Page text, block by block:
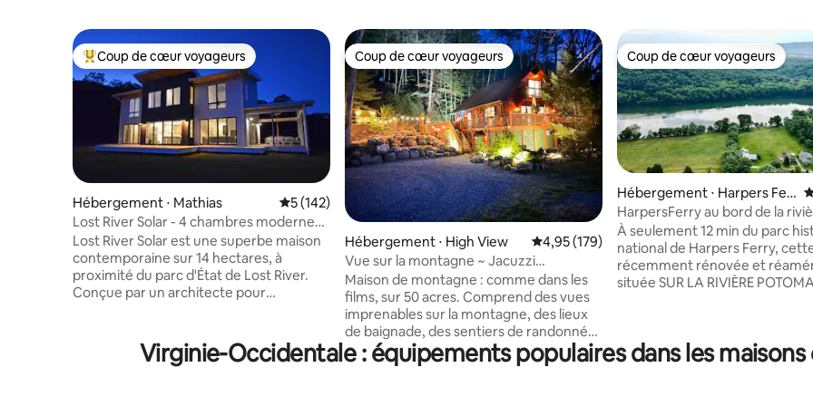
Coups de cœur voyageurs les plus appréciés
Coup de cœur voyageurs
Hébergement ⋅ Mathias Évaluation moyenne sur la base de 142 commentaires : 5 sur 5
5 (142)
Lost River Solar - 4 chambres modernes
+ lofts. Spa avec vue !
Lost River Solar est une superbe maison
contemporaine sur 14 hectares, à
proximité du parc d'État de Lost River.
Conçue par un architecte pour
Quatre ensembles de portes vitrées
offrent une vue panoramique ! Superbe
Coup de cœur voyageurs
Coup de cœur voyageurs
Hébergement ⋅ High View Évaluation moyenne sur la base de 179
4,95 (179)
Vue sur la montagne ~ Jacuzzi
troglodyte ~ 50 acres ~ Pistes VTT ~
Pêche ~ Baignade
Maison de montagne : comme dans les
films, sur 50 acres. Comprend des vues
imprenables sur la montagne, des lieux
de baignade, des sentiers de randonnée,
des sentiers de VTT, un ruisseau de
pêche, une mini plage de sable blanc, un
Coup de cœur voyageurs
Coup de cœur voyageurs
Hébergement ⋅ Harpers Fer
ry
HarpersFerry au bord de la
privé, jacuzzi, kayaks
À seulement 12 min du parc
national de Harpers Ferry,
récemment rénovée et
située SUR LA RIVIÈRE
notre belvédère et notre foyer
bord de la rivière. Jacuzzi,
Virginie-Occidentale : équipements populaires dans les